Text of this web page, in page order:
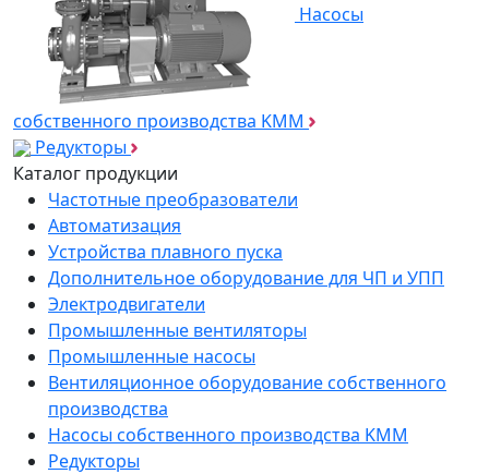
Насосы
собственного производства KMM
Редукторы
Каталог продукции
Частотные преобразователи
Автоматизация
Устройства плавного пуска
Дополнительное оборудование для ЧП и УПП
Электродвигатели
Промышленные вентиляторы
Промышленные насосы
Вентиляционное оборудование собственного
производства
Насосы собственного производства KMM
Редукторы